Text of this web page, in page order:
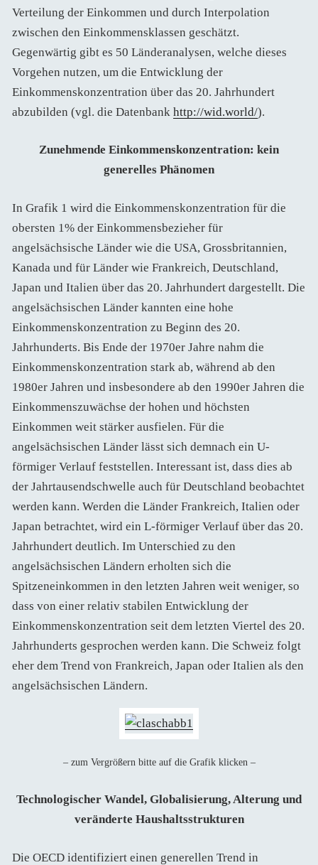
Verteilung der Einkommen und durch Interpolation
zwischen den Einkommensklassen geschätzt.
Gegenwärtig gibt es 50 Länderanalysen, welche dieses
Vorgehen nutzen, um die Entwicklung der
Einkommenskonzentration über das 20. Jahrhundert
abzubilden (vgl. die Datenbank http://wid.world/).
Zunehmende Einkommenskonzentration: kein
generelles Phänomen
In Grafik 1 wird die Einkommenskonzentration für die
obersten 1% der Einkommensbezieher für
angelsächsische Länder wie die USA, Grossbritannien,
Kanada und für Länder wie Frankreich, Deutschland,
Japan und Italien über das 20. Jahrhundert dargestellt. Die
angelsächsischen Länder kannten eine hohe
Einkommenskonzentration zu Beginn des 20.
Jahrhunderts. Bis Ende der 1970er Jahre nahm die
Einkommenskonzentration stark ab, während ab den
1980er Jahren und insbesondere ab den 1990er Jahren die
Einkommenszuwächse der hohen und höchsten
Einkommen weit stärker ausfielen. Für die
angelsächsischen Länder lässt sich demnach ein U-
förmiger Verlauf feststellen. Interessant ist, dass dies ab
der Jahrtausendschwelle auch für Deutschland beobachtet
werden kann. Werden die Länder Frankreich, Italien oder
Japan betrachtet, wird ein L-förmiger Verlauf über das 20.
Jahrhundert deutlich. Im Unterschied zu den
angelsächsischen Ländern erholten sich die
Spitzeneinkommen in den letzten Jahren weit weniger, so
dass von einer relativ stabilen Entwicklung der
Einkommenskonzentration seit dem letzten Viertel des 20.
Jahrhunderts gesprochen werden kann. Die Schweiz folgt
eher dem Trend von Frankreich, Japan oder Italien als den
angelsächsischen Ländern.
– zum Vergrößern bitte auf die Grafik klicken –
Technologischer Wandel, Globalisierung, Alterung und
veränderte Haushaltsstrukturen
Die OECD identifiziert einen generellen Trend in